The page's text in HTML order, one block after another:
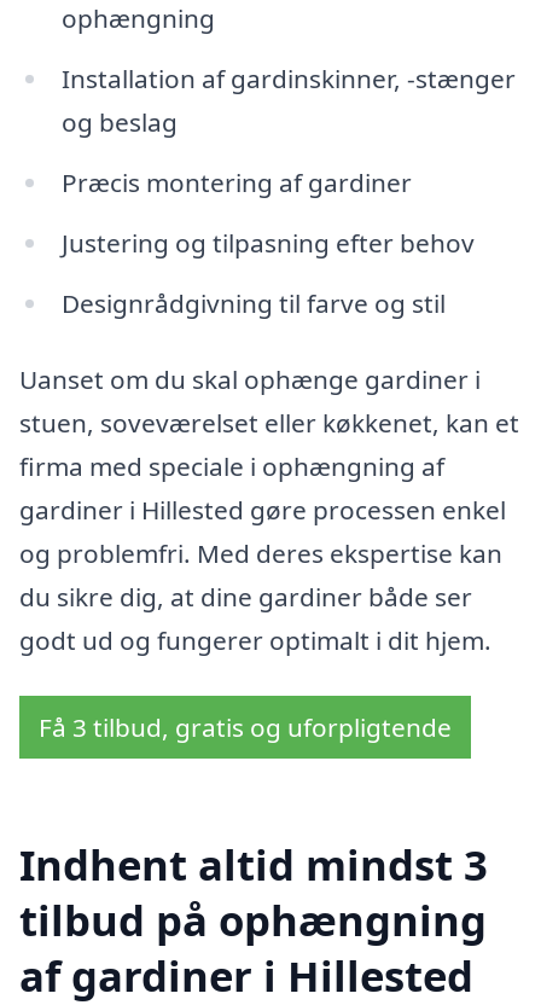
ophængning
Installation af gardinskinner, -stænger
og beslag
Præcis montering af gardiner
Justering og tilpasning efter behov
Designrådgivning til farve og stil
Uanset om du skal ophænge gardiner i
stuen, soveværelset eller køkkenet, kan et
firma med speciale i ophængning af
gardiner i Hillested gøre processen enkel
og problemfri. Med deres ekspertise kan
du sikre dig, at dine gardiner både ser
godt ud og fungerer optimalt i dit hjem.
Få 3 tilbud, gratis og uforpligtende
Indhent altid mindst 3
tilbud på ophængning
af gardiner i Hillested